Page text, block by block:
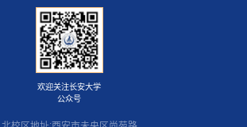
欢迎关注长安大学
公众号